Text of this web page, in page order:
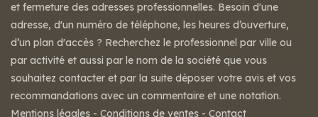
et fermeture des adresses professionnelles. Besoin d'une
adresse, d'un numéro de téléphone, les heures d’ouverture,
d’un plan d'accès ? Recherchez le professionnel par ville ou
par activité et aussi par le nom de la société que vous
souhaitez contacter et par la suite déposer votre avis et vos
recommandations avec un commentaire et une notation.
Mentions légales - Conditions de ventes - Contact